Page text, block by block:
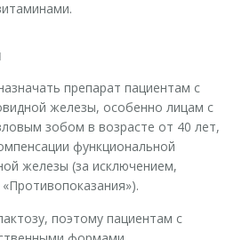
препарат пациентам с
железы, особенно лицам с
зобом в возрасте от 40 лет,
функциональной
железы (за исключением,
поэтому пациентам с